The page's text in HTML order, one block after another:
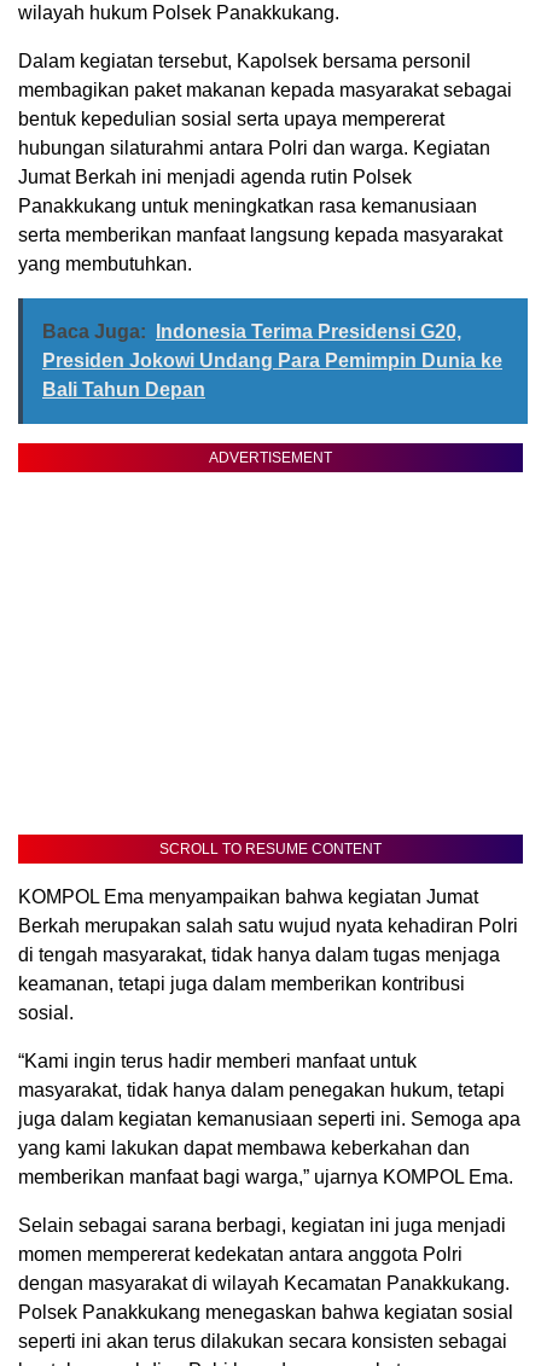
wilayah hukum Polsek Panakkukang.
Dalam kegiatan tersebut, Kapolsek bersama personil
membagikan paket makanan kepada masyarakat sebagai
bentuk kepedulian sosial serta upaya mempererat
hubungan silaturahmi antara Polri dan warga. Kegiatan
Jumat Berkah ini menjadi agenda rutin Polsek
Panakkukang untuk meningkatkan rasa kemanusiaan
serta memberikan manfaat langsung kepada masyarakat
yang membutuhkan.
Baca Juga:
Indonesia Terima Presidensi G20,
Presiden Jokowi Undang Para Pemimpin Dunia ke
Bali Tahun Depan
ADVERTISEMENT
SCROLL TO RESUME CONTENT
KOMPOL Ema menyampaikan bahwa kegiatan Jumat
Berkah merupakan salah satu wujud nyata kehadiran Polri
di tengah masyarakat, tidak hanya dalam tugas menjaga
keamanan, tetapi juga dalam memberikan kontribusi
sosial.
“Kami ingin terus hadir memberi manfaat untuk
masyarakat, tidak hanya dalam penegakan hukum, tetapi
juga dalam kegiatan kemanusiaan seperti ini. Semoga apa
yang kami lakukan dapat membawa keberkahan dan
memberikan manfaat bagi warga,” ujarnya KOMPOL Ema.
Selain sebagai sarana berbagi, kegiatan ini juga menjadi
momen mempererat kedekatan antara anggota Polri
dengan masyarakat di wilayah Kecamatan Panakkukang.
Polsek Panakkukang menegaskan bahwa kegiatan sosial
seperti ini akan terus dilakukan secara konsisten sebagai